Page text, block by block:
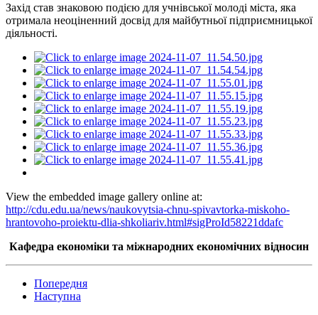
Захід став знаковою подією для учнівської молоді міста, яка
отримала неоціненний досвід для майбутньої підприємницької
діяльності.
View the embedded image gallery online at:
http://cdu.edu.ua/news/naukovytsia-chnu-spivavtorka-miskoho-
hrantovoho-proiektu-dlia-shkoliariv.html#sigProId58221ddafc
Кафедра економіки та міжнародних економічних відносин
Попередня
Наступна